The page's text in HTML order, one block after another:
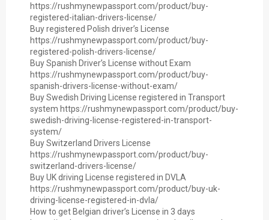
https://rushmynewpassport.com/product/buy-
registered-italian-drivers-license/
Buy registered Polish driver’s License
https://rushmynewpassport.com/product/buy-
registered-polish-drivers-license/
Buy Spanish Driver’s License without Exam
https://rushmynewpassport.com/product/buy-
spanish-drivers-license-without-exam/
Buy Swedish Driving License registered in Transport
system https://rushmynewpassport.com/product/buy-
swedish-driving-license-registered-in-transport-
system/
Buy Switzerland Drivers License
https://rushmynewpassport.com/product/buy-
switzerland-drivers-license/
Buy UK driving License registered in DVLA
https://rushmynewpassport.com/product/buy-uk-
driving-license-registered-in-dvla/
How to get Belgian driver’s License in 3 days